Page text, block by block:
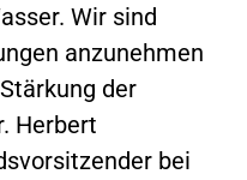
Wir sind
anzunehmen
der
Herbert
bei